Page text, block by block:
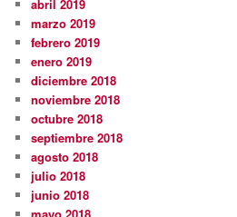
abril 2019
marzo 2019
febrero 2019
enero 2019
diciembre 2018
noviembre 2018
octubre 2018
septiembre 2018
agosto 2018
julio 2018
junio 2018